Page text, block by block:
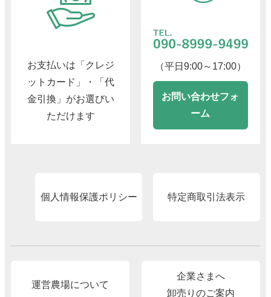
お支払いは「クレジ
ットカード」・「代
金引換」がお選びい
ただけます
（平日9:00～17:00）
お問い合わせフォ
ーム
個人情報保護ポリシー 特定商取引法表示
運営農場について
企業さまへ
卸売りのご案内